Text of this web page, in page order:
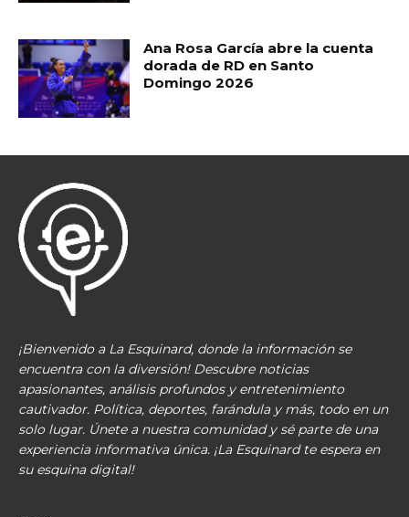
Ana Rosa García abre la cuenta
dorada de RD en Santo
Domingo 2026
¡Bienvenido a La Esquinard, donde la información se
encuentra con la diversión! Descubre noticias
apasionantes, análisis profundos y entretenimiento
cautivador. Política, deportes, farándula y más, todo en un
solo lugar. Únete a nuestra comunidad y sé parte de una
experiencia informativa única. ¡La Esquinard te espera en
su esquina digital!